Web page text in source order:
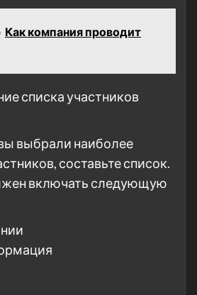
Как компания проводит
списка участников
выбрали наиболее
составьте список.
включать следующую